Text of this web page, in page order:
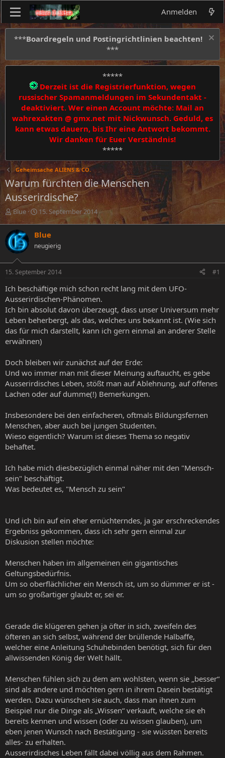
Anmelden
***Boardregeln und Postingrichtlinien beachten!
***
*****
Derzeit ist die Registrierfunktion, wegen
russischer Spamanmeldungen im Sekundentakt -
deaktiviert. Wer einen Account möchte: Mail an
wahrexakten @ gmx.net mit Nickwunsch. Geduld, es
kann etwas dauern, bis Ihr eine Antwort bekommt.
Wir danken für Euer Verständnis!
*****
Geheimsache ALIENS & CO.
Warum fürchten die Menschen
Ausserirdische?
E
s
t
e
l
l
e
Blue
E
t
e
l
t
m
15. September 2014
Blue
neugierig
15. September 2014 #1
Ich beschäftige mich schon recht lang mit dem UFO-
Ausserirdischen-Phänomen.
Ich bin absolut davon überzeugt, dass unser Universum mehr
Leben beherbergt, als das, welches uns bekannt ist. (Wie sich
das für mich darstellt, kann ich gern einmal an anderer Stelle
erwähnen)
Doch bleiben wir zunächst auf der Erde:
Und wo immer man mit dieser Meinung auftaucht, es gebe
Ausserirdisches Leben, stößt man auf Ablehnung, auf offenes
Lachen oder auf dumme(!) Bemerkungen.
Insbesondere bei den einfacheren, oftmals Bildungsfernen
Menschen, aber auch bei jungen Studenten.
Wieso eigentlich? Warum ist dieses Thema so negativ
behaftet.
Ich habe mich diesbezüglich einmal näher mit den "Mensch-
sein" beschäftigt.
Was bedeutet es, "Mensch zu sein"
Und ich bin auf ein eher ernüchterndes, ja gar erschreckendes
Ergebniss gekommen, dass ich sehr gern einmal zur
Diskusion stellen möchte:
Menschen haben im allgemeinen ein gigantisches
Geltungsbedürfnis.
Um so oberflächlicher ein Mensch ist, um so dümmer er ist -
um so großartiger glaubt er, sei er.
Gerade die klügeren gehen ja öfter in sich, zweifeln des
öfteren an sich selbst, während der brüllende Halbaffe,
welcher eine Anleitung Schuhebinden benötigt, sich für den
allwissenden König der Welt hällt.
Menschen fühlen sich zu dem am wohlsten, wenn sie „besser“
sind als andere und möchten gern in ihrem Dasein bestätigt
werden. Dazu wünschen sie auch, dass man ihnen zum
Beispiel nur die Dinge als „Wissen“ verkauft, welche sie eh
bereits kennen und wissen (oder zu wissen glauben), um
eben jenen Wunsch nach Bestätigung - sie wüssten bereits
alles- zu erhalten.
Ausserirdisches Leben fällt dabei völlig aus dem Rahmen.